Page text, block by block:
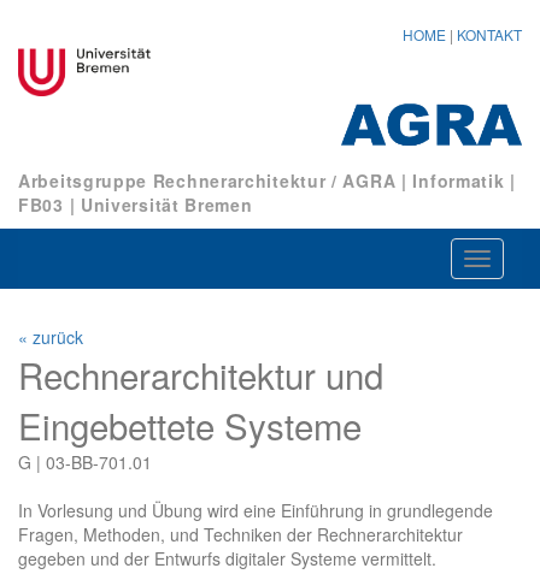
HOME | KONTAKT
Arbeitsgruppe Rechnerarchitektur / AGRA | Informatik |
FB03 | Universität Bremen
ein-/
« zurück
Rechnerarchitektur und
Eingebettete Systeme
G | 03-BB-701.01
In Vorlesung und Übung wird eine Einführung in grundlegende
Fragen, Methoden, und Techniken der Rechnerarchitektur
gegeben und der Entwurfs digitaler Systeme vermittelt.